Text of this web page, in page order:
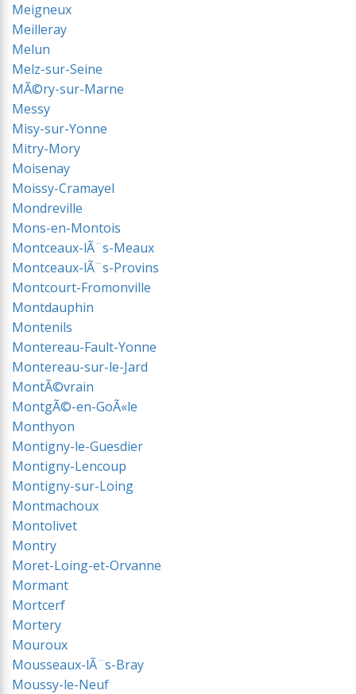
Meigneux
Meilleray
Melun
Melz-sur-Seine
MÃ©ry-sur-Marne
Messy
Misy-sur-Yonne
Mitry-Mory
Moisenay
Moissy-Cramayel
Mondreville
Mons-en-Montois
Montceaux-lÃ¨s-Meaux
Montceaux-lÃ¨s-Provins
Montcourt-Fromonville
Montdauphin
Montenils
Montereau-Fault-Yonne
Montereau-sur-le-Jard
MontÃ©vrain
MontgÃ©-en-GoÃ«le
Monthyon
Montigny-le-Guesdier
Montigny-Lencoup
Montigny-sur-Loing
Montmachoux
Montolivet
Montry
Moret-Loing-et-Orvanne
Mormant
Mortcerf
Mortery
Mouroux
Mousseaux-lÃ¨s-Bray
Moussy-le-Neuf